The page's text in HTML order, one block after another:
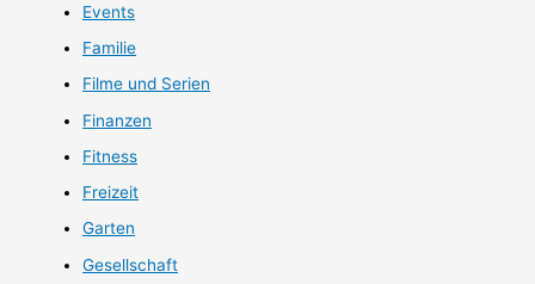
Events
Familie
Filme und Serien
Finanzen
Fitness
Freizeit
Garten
Gesellschaft